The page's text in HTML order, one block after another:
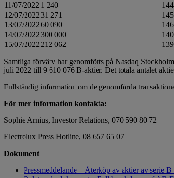
11/07/2022 1 240
12/07/202231 271
13/07/202260 090
14/07/2022300 000
15/07/2022 212 062
Samtliga förvärv har genomförts på Nasdaq
juli 2022 till 9 610 076 B-aktier. Det totala antalet
Fullständig information om de genomförda
För mer information kontakta:
Sophie Arnius, Investor Relations, 070 590 80 72
Electrolux Press Hotline, 08 657 65 07
Dokument
Pressmeddelande – Återköp av aktier av serie